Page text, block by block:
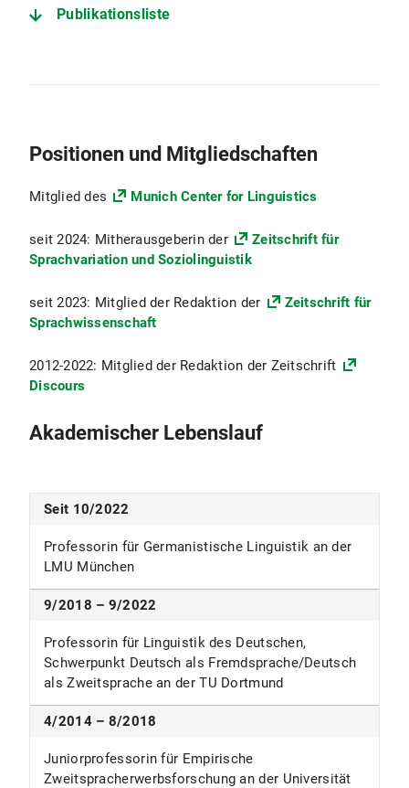
Publikationsliste
Positionen und Mitgliedschaften
Mitglied des Munich Center for Linguistics
seit 2024: Mitherausgeberin der
Zeitschrift für
Sprachvariation und Soziolinguistik
seit 2023: Mitglied der Redaktion der
Zeitschrift für
Sprachwissenschaft
2012-2022: Mitglied der Redaktion der Zeitschrift
Discours
Akademischer Lebenslauf
Seit 10/2022
Professorin für Germanistische Linguistik an der
LMU München
9/2018 – 9/2022
Professorin für Linguistik des Deutschen,
Schwerpunkt Deutsch als Fremdsprache/Deutsch
als Zweitsprache an der TU Dortmund
4/2014 – 8/2018
Juniorprofessorin für Empirische
Zweitspracherwerbsforschung an der Universität